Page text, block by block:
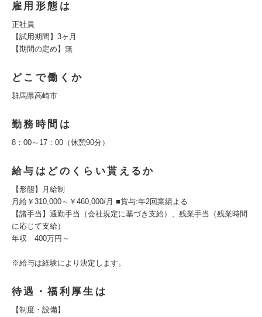
雇用形態は
正社員
【試用期間】3ヶ月
【期間の定め】無
どこで働くか
群馬県高崎市
勤務時間は
8：00～17：00（休憩90分）
給与はどのくらい貰えるか
【形態】月給制
月給￥310,000～￥460,000/月 ■賞与:年2回業績よる
【諸手当】通勤手当（会社規定に基づき支給）、残業手当（残業時間
に応じて支給）
年収 400万円～
※給与は経験により決定します。
待遇・福利厚生は
【制度・設備】